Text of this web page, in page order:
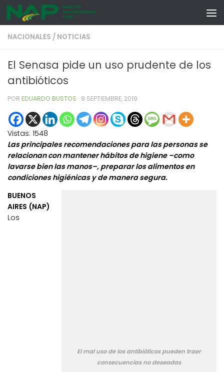
Skip to content
NACIONALES / NOTICIAS
El Senasa pide un uso prudente de los
antibióticos
POR EDUARDO BUSTOS · 9 SEPTIEMBRE, 2019
Vistas: 1548
Las principales recomendaciones para las personas se
relacionan con mantener hábitos de higiene –como
lavarse bien las manos–, preparar los alimentos en
condiciones higiénicas y de manera segura.
El mal uso de los antibióticos pueden traer
consecuencias no deseadas
BUENOS
AIRES (NAP)
Los